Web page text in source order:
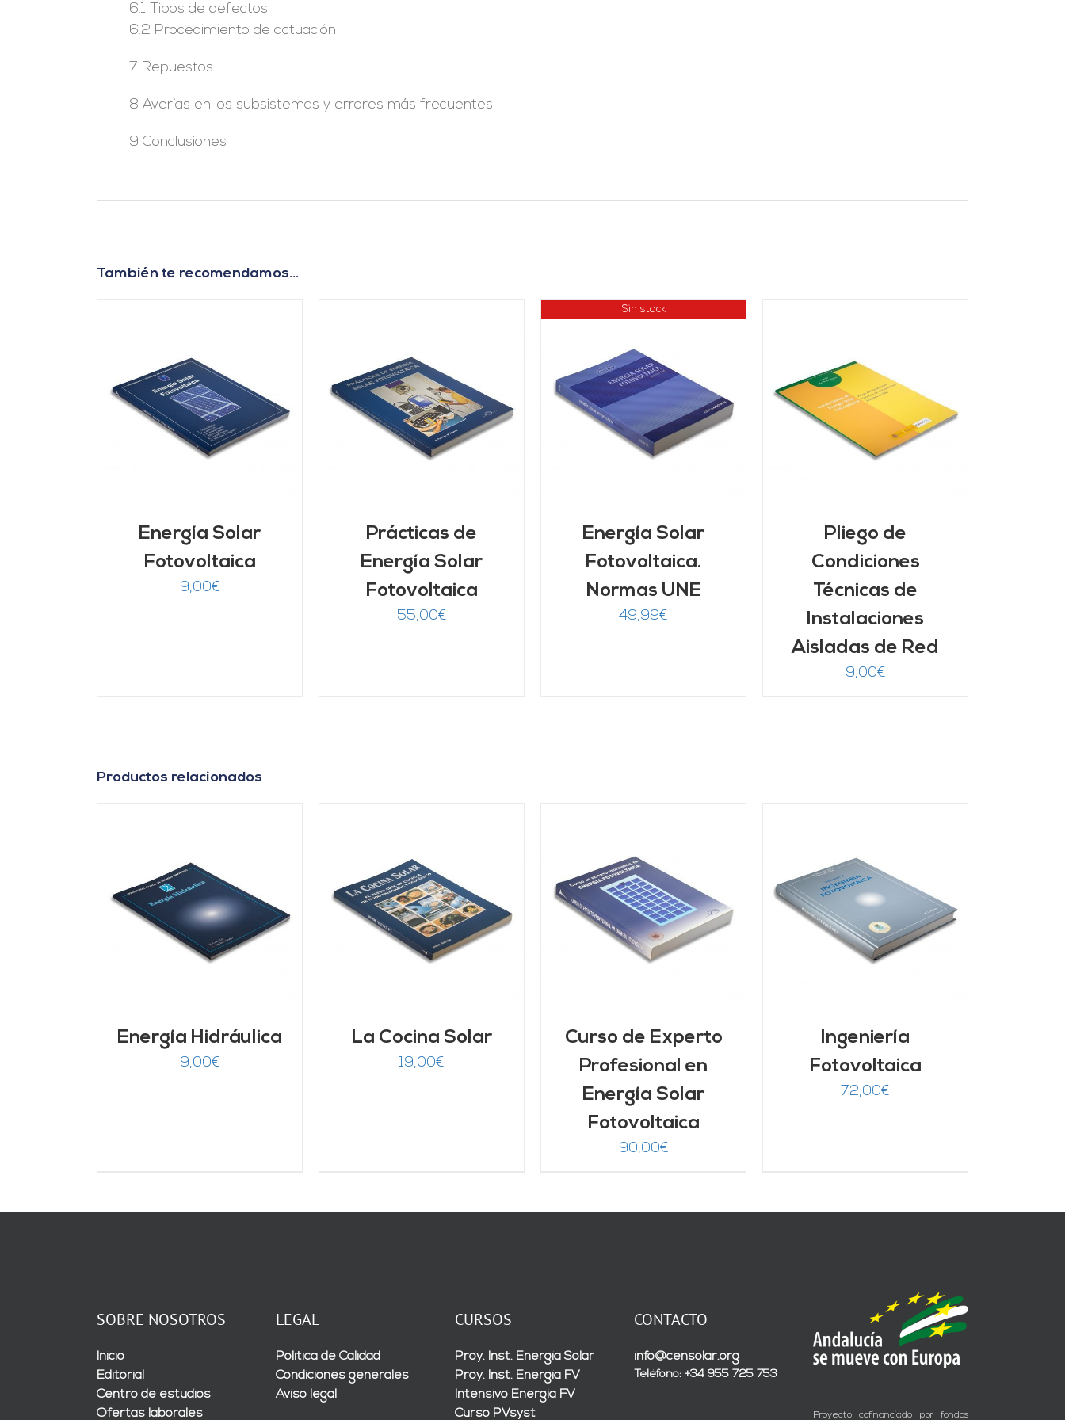
6.1 Tipos de defectos
6.2 Procedimiento de actuación
7 Repuestos
8 Averías en los subsistemas y errores más frecuentes
9 Conclusiones
También te recomendamos…
Energía Solar
Fotovoltaica
9,00€
AÑADIR AL CARRITO
DETALLES
Prácticas de
Energía Solar
Fotovoltaica
55,00€
Sin stock
DETALLES
Energía Solar
Fotovoltaica.
Normas UNE
49,99€
AÑADIR AL CARRITO
/
DETALLES
Pliego de
Condiciones
Técnicas de
Instalaciones
Aisladas de Red
9,00€
Productos relacionados
Energía Hidráulica
9,00€
AÑADIR AL CARRITO
DETALLES
La Cocina Solar
19,00€
AÑADIR AL CARRITO
/
DETALLES
Curso de Experto
Profesional en
Energía Solar
Fotovoltaica
90,00€
AÑADIR AL CARRITO
/
DETALLES
Ingeniería
Fotovoltaica
72,00€
SOBRE NOSOTROS
Inicio
Editorial
Centro de estudios
Ofertas laborales
LEGAL
Política de Calidad
Condiciones generales
Aviso legal
CURSOS
Proy. Inst. Energía Solar
Proy. Inst. Energía FV
Intensivo Energía FV
Curso PVsyst
CONTACTO
info@censolar.org
Teléfono: +34 955 725 753
Proyecto cofinanciado por fondos